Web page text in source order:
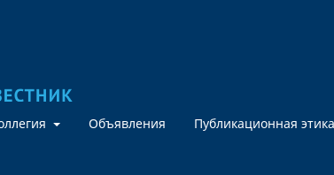
Объявления Публикационная этика